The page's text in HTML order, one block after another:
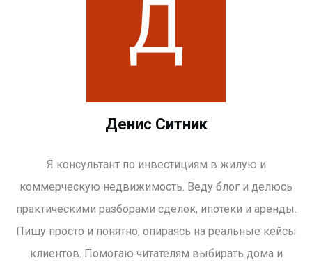
Денис Ситник
Я консультант по инвестициям в жилую и
коммерческую недвижимость. Веду блог и делюсь
практическими разборами сделок, ипотеки и аренды.
Пишу просто и понятно, опираясь на реальные кейсы
клиентов. Помогаю читателям выбирать дома и